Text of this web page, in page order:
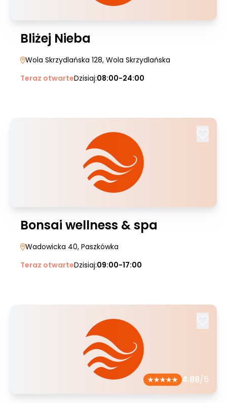
Bliżej Nieba
Wola Skrzydlańska 128, Wola Skrzydlańska
Teraz otwarteDzisiaj:08:00-24:00
Bonsai wellness & spa
Wadowicka 40, Paszkówka
Teraz otwarteDzisiaj:09:00-17:00
4.88/5